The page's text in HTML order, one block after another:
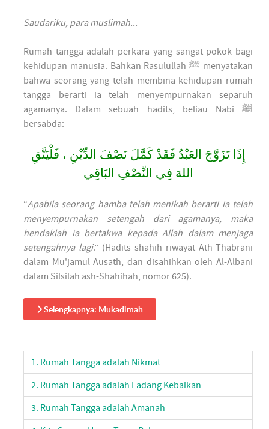
Saudariku, para muslimah...
Rumah tangga adalah perkara yang sangat pokok bagi
kehidupan manusia. Bahkan Rasulullah ﷺ menyatakan
bahwa seorang yang telah membina kehidupan rumah
tangga berarti ia telah menyempurnakan separuh
agamanya. Dalam sebuah hadits, beliau Nabi ﷺ
bersabda:
إِذَا تَزَوَّجَ العَبْدُ فَقَدْ كَمَّلَ نَصْفَ الدِّيْنِ ، فَلْيَتَّقِ
اللهَ فِي النِّصْفِ البَاقِي
“Apabila seorang hamba telah menikah berarti ia telah
menyempurnakan setengah dari agamanya, maka
hendaklah ia bertakwa kepada Allah dalam menjaga
setengahnya lagi.” (Hadits shahih riwayat Ath-Thabrani
dalam Mu'jamul Ausath, dan disahihkan oleh Al-Albani
dalam Silsilah ash-Shahihah, nomor 625).
Selengkapnya: Mukadimah
1. Rumah Tangga adalah Nikmat
2. Rumah Tangga adalah Ladang Kebaikan
3. Rumah Tangga adalah Amanah